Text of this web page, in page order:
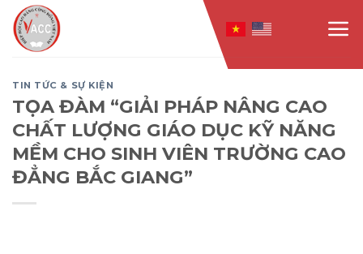
Skip
to
content
TIN TỨC & SỰ KIỆN
TỌA ĐÀM “GIẢI PHÁP NÂNG CAO
CHẤT LƯỢNG GIÁO DỤC KỸ NĂNG
MỀM CHO SINH VIÊN TRƯỜNG CAO
ĐẲNG BẮC GIANG”